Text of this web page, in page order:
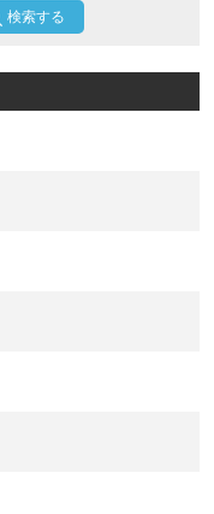
検索する